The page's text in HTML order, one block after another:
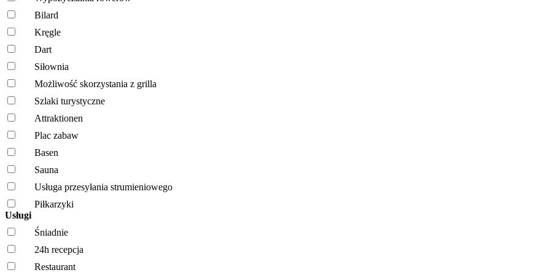
Bilard
Kręgle
Dart
Siłownia
Możliwość skorzystania z grilla
Szlaki turystyczne
Attraktionen
Plac zabaw
Basen
Sauna
Usługa przesyłania strumieniowego
Piłkarzyki
Usługi
Śniadnie
24h recepcja
Restaurant